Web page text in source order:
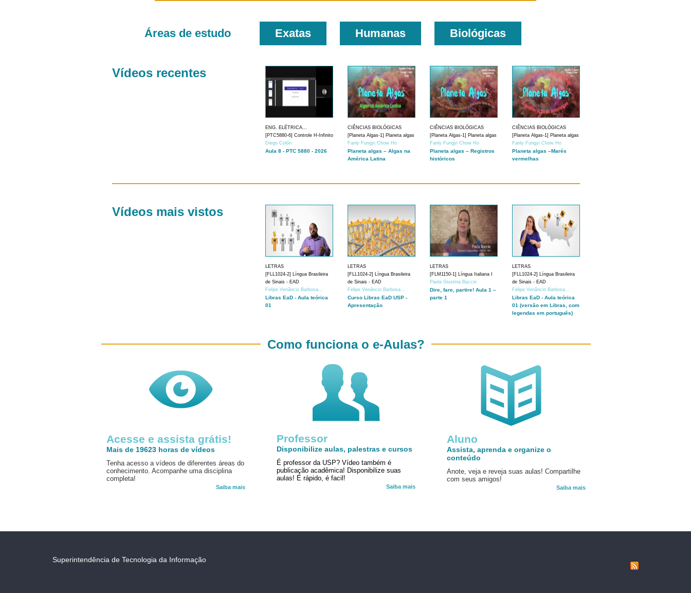
Áreas de estudo Exatas Humanas Biológicas
Vídeos recentes
ENG. ELÉTRICA...
[PTC5880-6] Controle H-Infinito
Diego Colón
Aula 8 - PTC 5880 - 2026
CIÊNCIAS BIOLÓGICAS
[Planeta Algas-1] Planeta algas
Fanly Fungyi Chow Ho
Planeta algas – Algas na
América Latina
CIÊNCIAS BIOLÓGICAS
[Planeta Algas-1] Planeta algas
Fanly Fungyi Chow Ho
Planeta algas – Registros
históricos
CIÊNCIAS BIOLÓGICAS
[Planeta Algas-1] Planeta algas
Fanly Fungyi Chow Ho
Planeta algas –Marés
vermelhas
Vídeos mais vistos
LETRAS
[FLL1024-2] Língua Brasileira
de Sinais - EAD
Felipe Venâncio Barbosa...
Libras EaD - Aula teórica
01
LETRAS
[FLL1024-2] Língua Brasileira
de Sinais - EAD
Felipe Venâncio Barbosa...
Curso Libras EaD USP -
Apresentação
LETRAS
[FLM1150-1] Língua Italiana I
Paola Giustina Baccin
Dire, fare, partire! Aula 1 –
parte 1
LETRAS
[FLL1024-2] Língua Brasileira
de Sinais - EAD
Felipe Venâncio Barbosa...
Libras EaD - Aula teórica
01 (versão em Libras, com
legendas em português)
Acesse e assista grátis!
Mais de 19623 horas de vídeos
Tenha acesso a vídeos de diferentes áreas do
conhecimento. Acompanhe uma disciplina
completa!
Saiba mais
Aluno
Assista, aprenda e organize o
conteúdo
Anote, veja e reveja suas aulas! Compartilhe
com seus amigos!
Saiba mais
Como funciona o e-Aulas?
Professor
Disponibilize aulas, palestras e cursos
É professor da USP? Vídeo também é
publicação acadêmica! Disponibilize suas
aulas! É rápido, é facil!
Saiba mais
Superintendência de Tecnologia da Informação